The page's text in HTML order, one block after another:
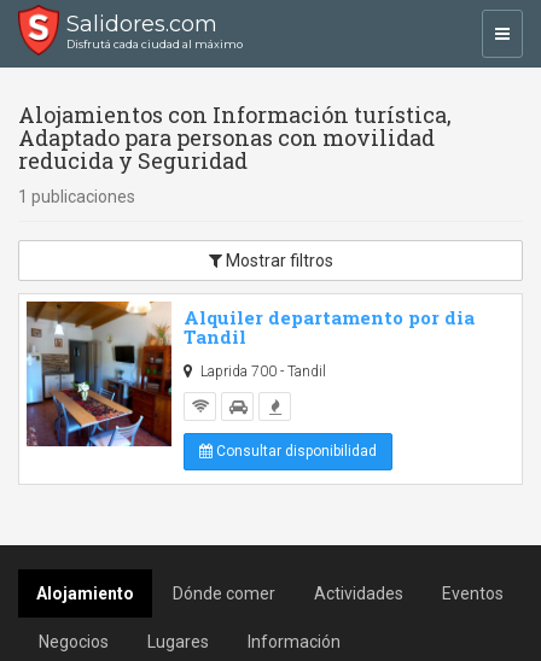
Salidores.com
Disfrutá cada ciudad al máximo
Alojamientos con Información turística,
Adaptado para personas con movilidad
reducida y Seguridad
1 publicaciones
Mostrar filtros
Alquiler departamento por dia
Tandil
Laprida 700 - Tandil
Consultar disponibilidad
Alojamiento Dónde comer Actividades Eventos
Negocios Lugares Información